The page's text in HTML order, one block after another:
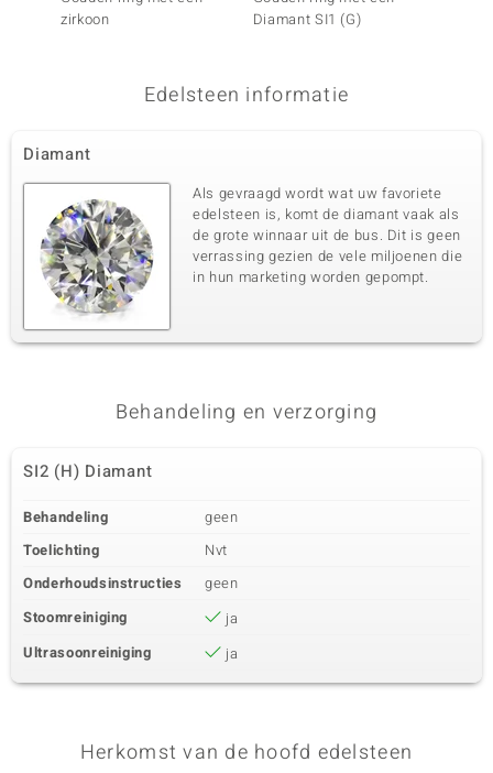
zirkoon
Diamant SI1 (G)
Edelsteen informatie
Diamant
Als gevraagd wordt wat uw favoriete
edelsteen is, komt de diamant vaak als
de grote winnaar uit de bus. Dit is geen
verrassing gezien de vele miljoenen die
in hun marketing worden gepompt.
Behandeling en verzorging
SI2 (H) Diamant
Behandeling
geen
Toelichting
Nvt
Onderhoudsinstructies
geen
Stoomreiniging
ja
Ultrasoonreiniging
ja
Herkomst van de hoofd edelsteen